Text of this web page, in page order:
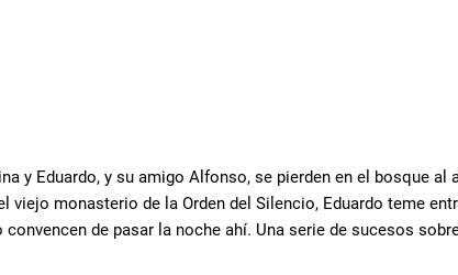
y Eduardo, y su amigo Alfonso, se pierden en el bosque al
viejo monasterio de la Orden del Silencio, Eduardo teme
de pasar la noche ahí. Una serie de sucesos